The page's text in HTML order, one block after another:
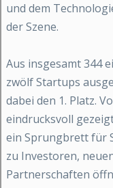
und dem
der Szene.
Aus insgesamt 344
zwölf Startups
dabei den 1. Platz.
eindrucksvoll
ein Sprungbrett für
zu Investoren,
Partnerschaften